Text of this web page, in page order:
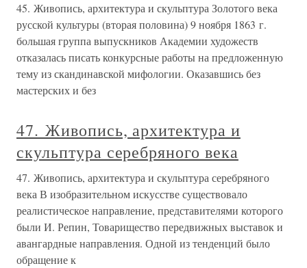
45. Живопись, архитектура и скульптура Золотого века
русской культуры (вторая половина) 9 ноября 1863 г.
большая группа выпускников Академии художеств
отказалась писать конкурсные работы на предложенную
тему из скандинавской мифологии. Оказавшись без
мастерских и без
47. Живопись, архитектура и
скульптура серебряного века
47. Живопись, архитектура и скульптура серебряного
века В изобразительном искусстве существовало
реалистическое направление, представителями которого
были И. Репин, Товарищество передвижных выставок и
авангардные направления. Одной из тенденций было
обращение к